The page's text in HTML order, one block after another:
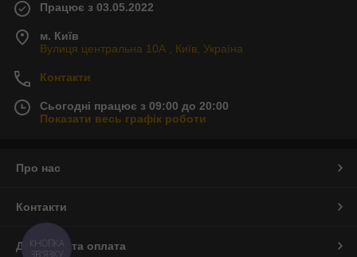
Працює з 03.05.2022
м. Київ
Вулиця центральна 10А , Київ, Україна
Контакти
Сьогодні працює з 09:00 до 20:00
Показати весь графік роботи
Про нас
Контакти
Доставка та оплата
КНОПКА
ЗВ'ЯЗКУ